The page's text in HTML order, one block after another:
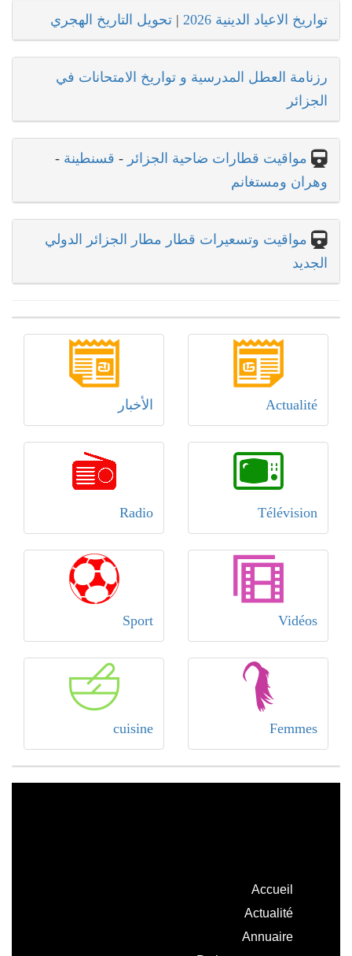
تواريخ الاعياد الدينية 2026 | تحويل التاريخ الهجري
رزنامة العطل المدرسية و تواريخ الامتحانات في
الجزائر
مواقيت قطارات ضاحية الجزائر - قسنطينة -
وهران ومستغانم
مواقيت وتسعيرات قطار مطار الجزائر الدولي
الجديد
Actualité الأخبار
Télévision
Radio
Vidéos
Sport
Femmes
cuisine
Accueil
Actualité
Annuaire